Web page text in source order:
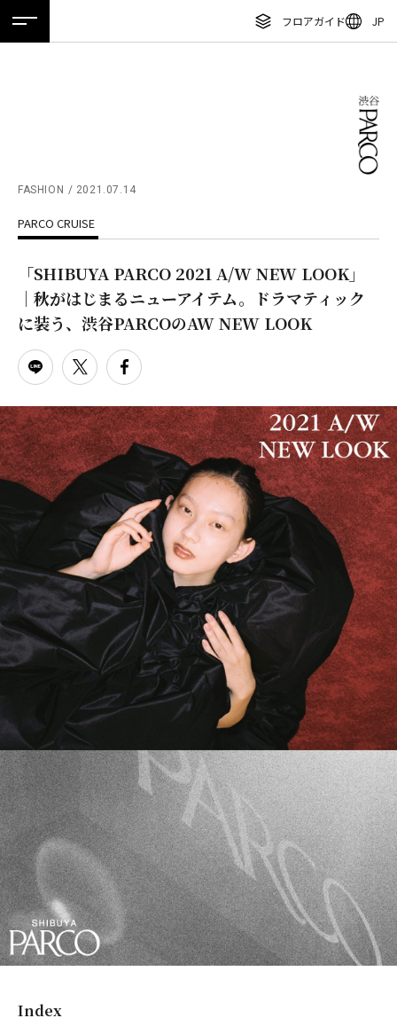
フロアガイド JP
ホーム 特集 ニュース イベント アクセス
ニュース
特集
TAX FREE
DELIVERY SERVICES
オンラインストア
リクルート
ENGLISH
ภาษาไทย
日本語
FASHION 2021.07.14
PARCO CRUISE
「SHIBUYA PARCO 2021 A/W NEW LOOK」
｜秋がはじまるニューアイテム。ドラマティック
に装う、渋谷PARCOのAW NEW LOOK
Index